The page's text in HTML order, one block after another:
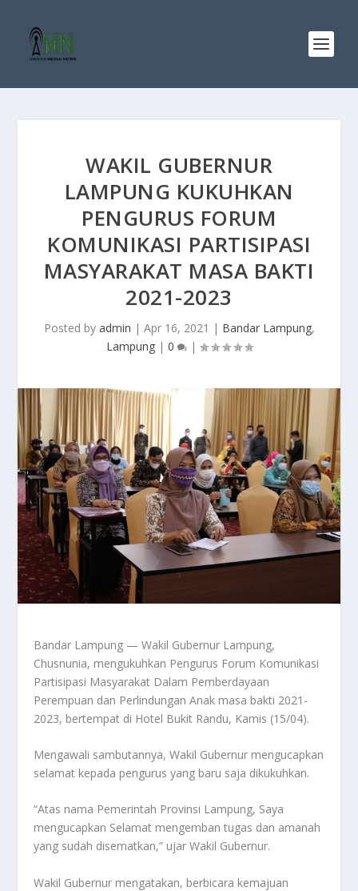
WAKIL GUBERNUR
LAMPUNG KUKUHKAN
PENGURUS FORUM
KOMUNIKASI PARTISIPASI
MASYARAKAT MASA BAKTI
2021-2023
Posted by admin | Apr 16, 2021 | Bandar Lampung,
Lampung| 0 |
Bandar Lampung — Wakil Gubernur Lampung,
Chusnunia, mengukuhkan Pengurus Forum Komunikasi
Partisipasi Masyarakat Dalam Pemberdayaan
Perempuan dan Perlindungan Anak masa bakti 2021-
2023, bertempat di Hotel Bukit Randu, Kamis (15/04).
Mengawali sambutannya, Wakil Gubernur mengucapkan
selamat kepada pengurus yang baru saja dikukuhkan.
“Atas nama Pemerintah Provinsi Lampung, Saya
mengucapkan Selamat mengemban tugas dan amanah
yang sudah disematkan,” ujar Wakil Gubernur.
Wakil Gubernur mengatakan, berbicara kemajuan